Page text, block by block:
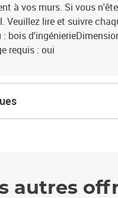
à vos murs. Si vous
Veuillez lire et suivre
bois
requis : oui
autres